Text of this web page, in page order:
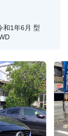
和1年6月 型